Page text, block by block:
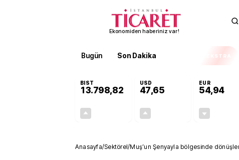
Ekonomiden haberiniz var!
Bugün Son Dakika EKSTRA
BIST
13.798,82
USD
47,65
EUR
54,94
Anasayfa/Sektörel/Muş’un Şenyayla bölgesinde